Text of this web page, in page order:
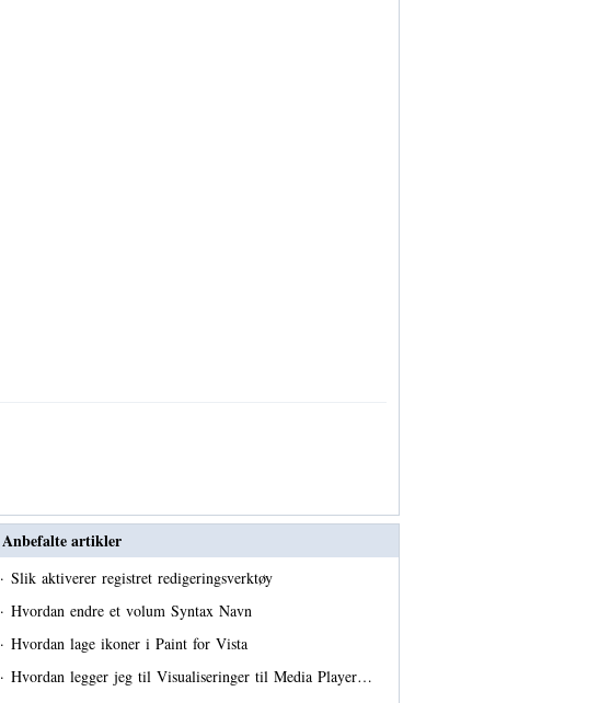
Anbefalte artikler
· Slik aktiverer registret redigeringsverktøy
· Hvordan endre et volum Syntax Navn
· Hvordan lage ikoner i Paint for Vista
· Hvordan legger jeg til Visualiseringer til Media Player…